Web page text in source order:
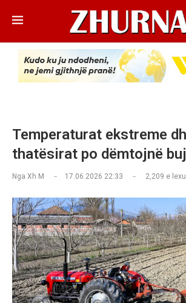
Temperaturat ekstreme
thatësirat po dëmtojnë
Nga Xh M 17.06.2026 22:33 2,209 e